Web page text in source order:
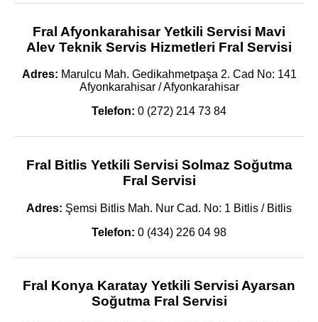
Fral Afyonkarahisar Yetkili Servisi Mavi
Alev Teknik Servis Hizmetleri Fral Servisi
Adres: Marulcu Mah. Gedikahmetpaşa 2. Cad No: 141
Afyonkarahisar / Afyonkarahisar
Telefon: 0 (272) 214 73 84
Fral Bitlis Yetkili Servisi Solmaz Soğutma
Fral Servisi
Adres: Şemsi Bitlis Mah. Nur Cad. No: 1 Bitlis / Bitlis
Telefon: 0 (434) 226 04 98
Fral Konya Karatay Yetkili Servisi Ayarsan
Soğutma Fral Servisi